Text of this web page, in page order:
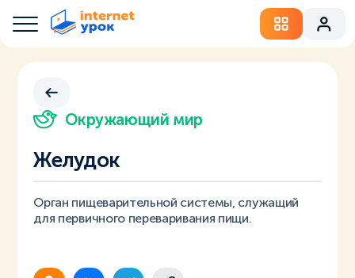
Окружающий мир
Желудок
Орган пищеварительной системы, служащий
для первичного переваривания пищи.